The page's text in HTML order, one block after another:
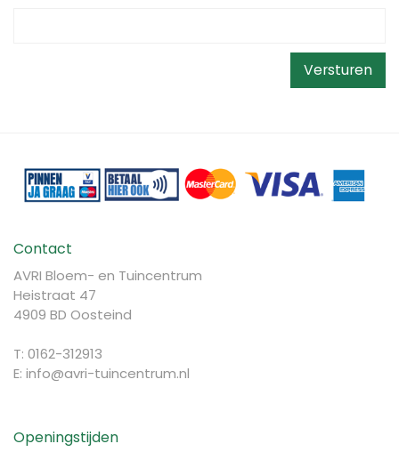
Contact
AVRI Bloem- en Tuincentrum
Heistraat 47
4909 BD Oosteind
T: 0162-312913
E: info@avri-tuincentrum.nl
Openingstijden